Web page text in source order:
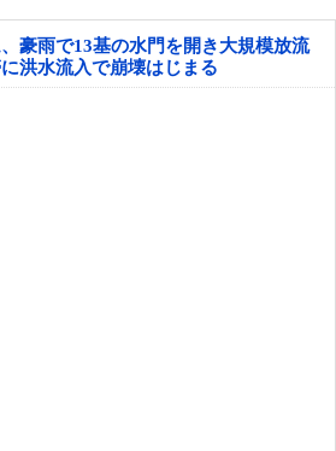
豪雨で13基の水門を開き大規模放流
洪水流入で崩壊はじまる